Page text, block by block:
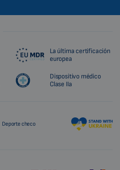
La última certificación
europea
Dispositivo médico
Clase IIa
Deporte checo